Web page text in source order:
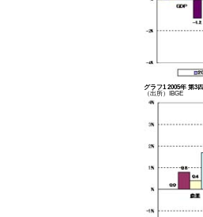
グラフ1 2005年 第3
（出所）IBGE